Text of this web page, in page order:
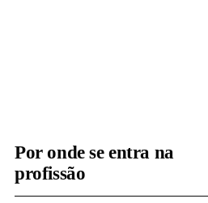
Por onde se entra na
profissão